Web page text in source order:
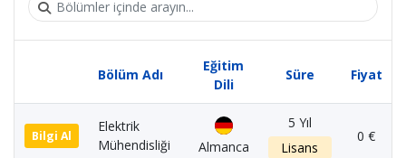
Bölüm Adı
Eğitim
Dili
Süre Fiyat
Bilgi Al
Elektrik
Mühendisliği
Almanca
5 Yıl
Lisans
0 €